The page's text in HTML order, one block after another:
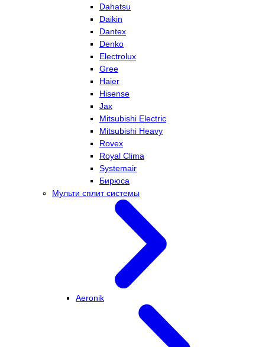
Dahatsu
Daikin
Dantex
Denko
Electrolux
Gree
Haier
Hisense
Jax
Mitsubishi Electric
Mitsubishi Heavy
Rovex
Royal Clima
Systemair
Бирюса
Мульти сплит системы
Aeronik